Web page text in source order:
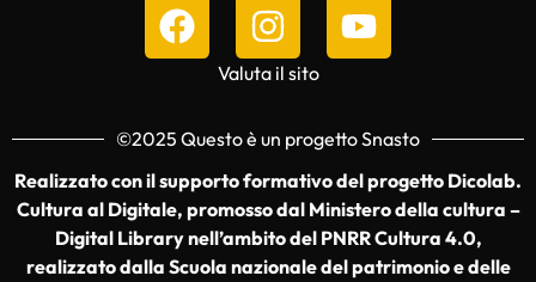
Valuta il sito
©2025 Questo è un progetto Snasto
Realizzato con il supporto formativo del progetto Dicolab.
Cultura al Digitale, promosso dal Ministero della cultura –
Digital Library nell’ambito del PNRR Cultura 4.0,
realizzato dalla Scuola nazionale del patrimonio e delle